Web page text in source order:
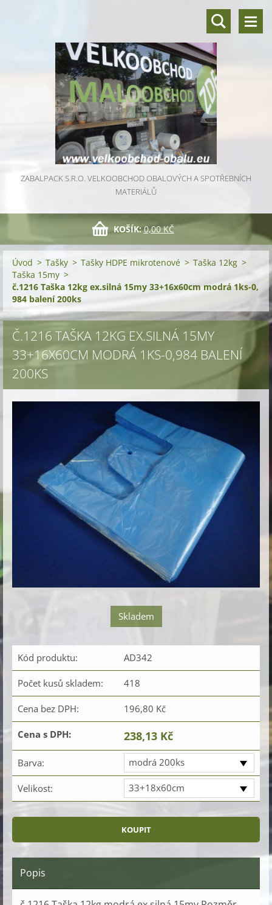
ZABALPACK S.R.O. VELKOOBCHOD OBALOVÝCH A SPOTŘEBNÍCH
MATERIÁLŮ
KOŠÍK: 0,00 KČ
Úvod > Tašky > Tašky HDPE mikrotenové > Taška 12kg >
Taška 15my >
č.1216 Taška 12kg ex.silná 15my 33+16x60cm modrá 1ks-0,
984 balení 200ks
Č.1216 TAŠKA 12KG EX.SILNÁ 15MY
33+16X60CM MODRÁ 1KS-0,984 BALENÍ
200KS
Skladem
Kód produktu: AD342
Počet kusů skladem: 418
Cena bez DPH: 196,80 Kč
Cena s DPH: 238,13 Kč
Barva: modrá 200ks
Velikost: 33+18x60cm
Popis